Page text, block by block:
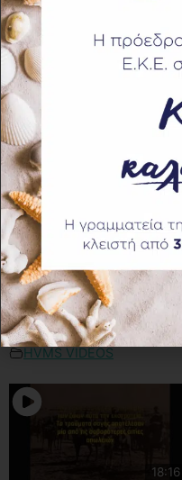
Ελληνική Κτηνιατρική
Εταιρεία : Παρουσίαση
85 views
HVMS VIDEOS
29:57
100 χρόνια Γ’ ΚΝΟ
(Κτηνιατρικό
Νοσοκομείο Ε.Σ)
310 views
HVMS VIDEOS
18:16